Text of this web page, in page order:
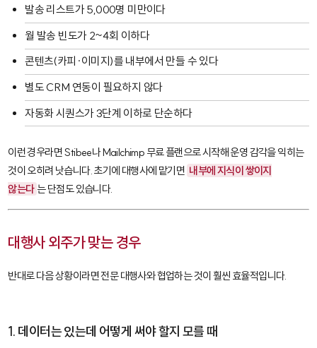
발송 리스트가 5,000명 미만이다
월 발송 빈도가 2~4회 이하다
콘텐츠(카피·이미지)를 내부에서 만들 수 있다
별도 CRM 연동이 필요하지 않다
자동화 시퀀스가 3단계 이하로 단순하다
이런 경우라면Stibee나Mailchimp 무료 플랜으로 시작해 운영 감각을 익히는
것이 오히려 낫습니다. 초기에 대행사에 맡기면 내부에 지식이 쌓이지
않는다 는 단점도 있습니다.
대행사 외주가 맞는 경우
반대로 다음 상황이라면 전문 대행사와 협업하는 것이 훨씬 효율적입니다.
1. 데이터는 있는데 어떻게 써야 할지 모를 때